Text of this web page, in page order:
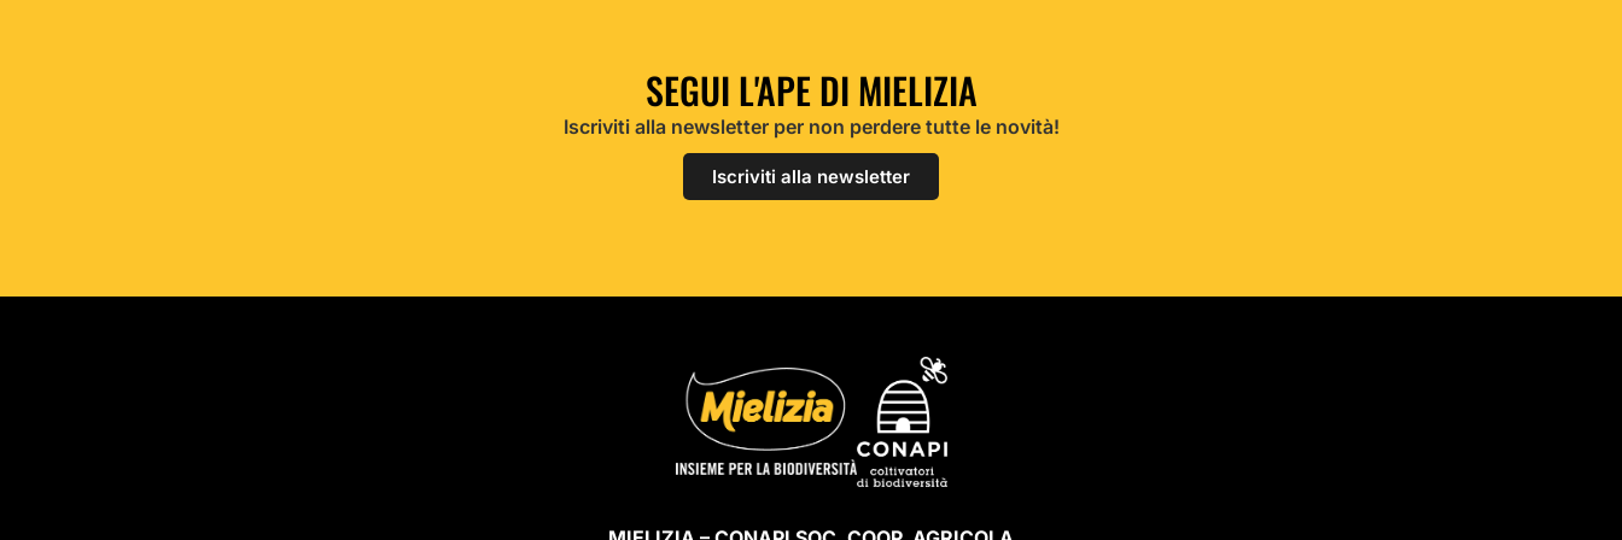
SEGUI L'APE DI MIELIZIA
Iscriviti alla newsletter per non perdere tutte le novità!
Iscriviti alla newsletter